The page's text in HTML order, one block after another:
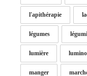
l'apithérapie
légumes
lumière
manger